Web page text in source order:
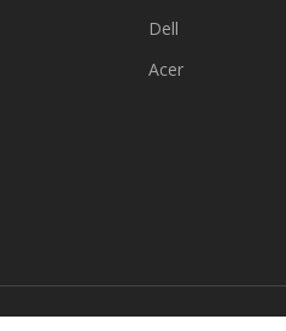
Dell
Acer